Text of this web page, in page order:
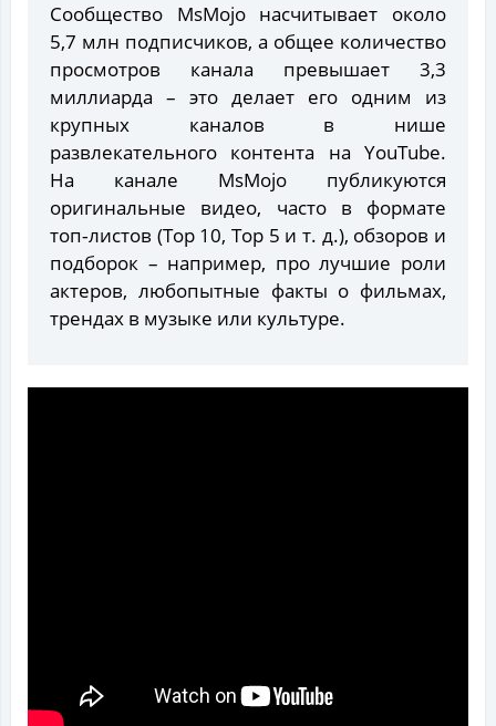
Сообщество MsMojo насчитывает около
5,7 млн подписчиков, а общее количество
просмотров канала превышает 3,3
миллиарда – это делает его одним из
крупных каналов в нише
развлекательного контента на YouTube.
На канале MsMojo публикуются
оригинальные видео, часто в формате
топ‑листов (Top 10, Top 5 и т. д.), обзоров и
подборок – например, про лучшие роли
актеров, любопытные факты о фильмах,
трендах в музыке или культуре.